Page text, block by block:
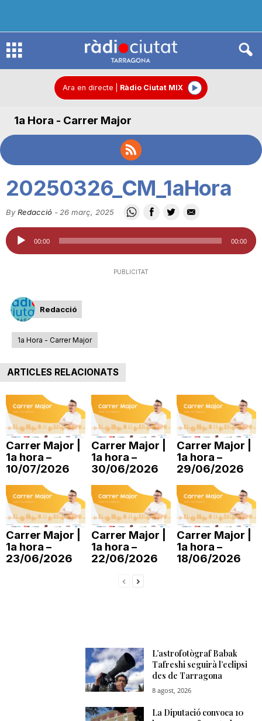
R
d
C
u
t
t
d
e
T
Ara en directe Ràdio Ciutat MIX
1a Hora - Carrer Major
20250326_CM_1aHora
By Redacció - 26 març, 2025
Reproductor
d'àudio
00:00 00:00
PUBLICITAT
Redacció
1a Hora - Carrer Major
ARTICLES RELACIONATS
Carrer Major |
1a hora –
10/07/2026
Carrer Major |
1a hora –
30/06/2026
Carrer Major |
1a hora –
29/06/2026
Carrer Major |
1a hora –
23/06/2026
Carrer Major |
1a hora –
22/06/2026
Carrer Major |
1a hora –
18/06/2026